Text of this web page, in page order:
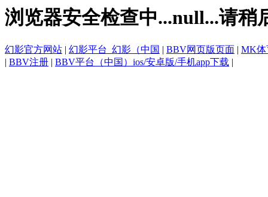
浏览器安全检查中...null...请稍
幻影官方网站 | 幻影平台_幻影（中国 | BBV网页版页面 | MK体
| BBV注册 | BBV平台（中国）ios/安卓版/手机app下载 |